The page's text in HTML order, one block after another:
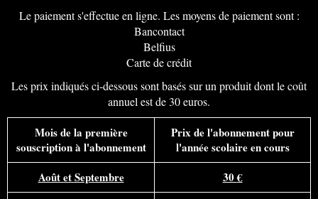
Le paiement s'effectue en ligne. Les moyens de paiement sont :
Bancontact
Belfius
Carte de crédit
Les prix indiqués ci-dessous sont basés sur un produit dont le coût
annuel est de 30 euros.
Mois de la première
souscription à l'abonnement
Prix de l'abonnement pour
l'année scolaire en cours
Août et Septembre
30€